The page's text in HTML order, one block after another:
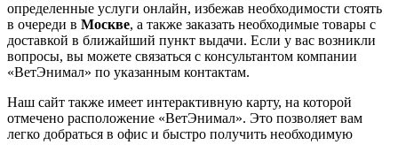
определенные услуги онлайн, избежав необходимости стоять
в очереди в Москве, а также заказать необходимые товары с
доставкой в ближайший пункт выдачи. Если у вас возникли
вопросы, вы можете связаться с консультантом компании
«ВетЭнимал» по указанным контактам.
Наш сайт также имеет интерактивную карту, на которой
отмечено расположение «ВетЭнимал». Это позволяет вам
легко добраться в офис и быстро получить необходимую